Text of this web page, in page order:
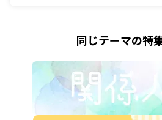
同じテーマの特